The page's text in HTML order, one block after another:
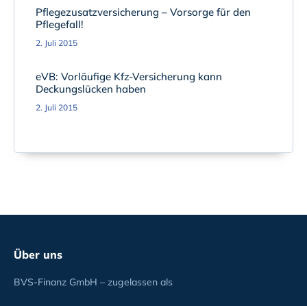
Pflegezusatzversicherung – Vorsorge für den
Pflegefall!
2. Juli 2015
eVB: Vorläufige Kfz-Versicherung kann
Deckungslücken haben
2. Juli 2015
Über uns
BVS-Finanz GmbH – zugelassen als